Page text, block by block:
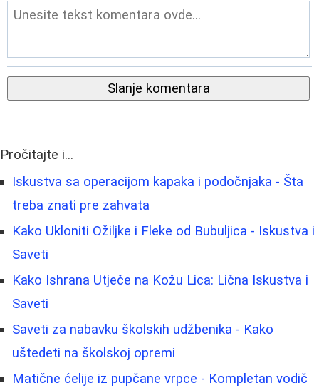
Slanje komentara
Pročitajte i...
Iskustva sa operacijom kapaka i podočnjaka - Šta
treba znati pre zahvata
Kako Ukloniti Ožiljke i Fleke od Bubuljica - Iskustva i
Saveti
Kako Ishrana Utječe na Kožu Lica: Lična Iskustva i
Saveti
Saveti za nabavku školskih udžbenika - Kako
uštedeti na školskoj opremi
Matične ćelije iz pupčane vrpce - Kompletan vodič